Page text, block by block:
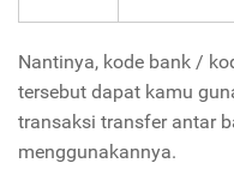
Nantinya, kode bank /
tersebut dapat kamu
transaksi transfer antar
menggunakannya.